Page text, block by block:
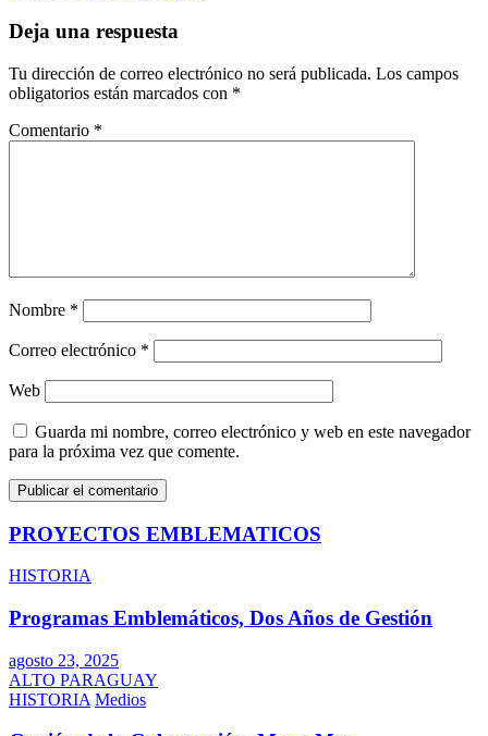
Deja una respuesta
Tu dirección de correo electrónico no será publicada. Los campos
obligatorios están marcados con *
Comentario *
Nombre *
Correo electrónico *
Web
Guarda mi nombre, correo electrónico y web en este navegador
para la próxima vez que comente.
PROYECTOS EMBLEMATICOS
HISTORIA
Programas Emblemáticos, Dos Años de Gestión
agosto 23, 2025
ALTO PARAGUAY
HISTORIA Medios